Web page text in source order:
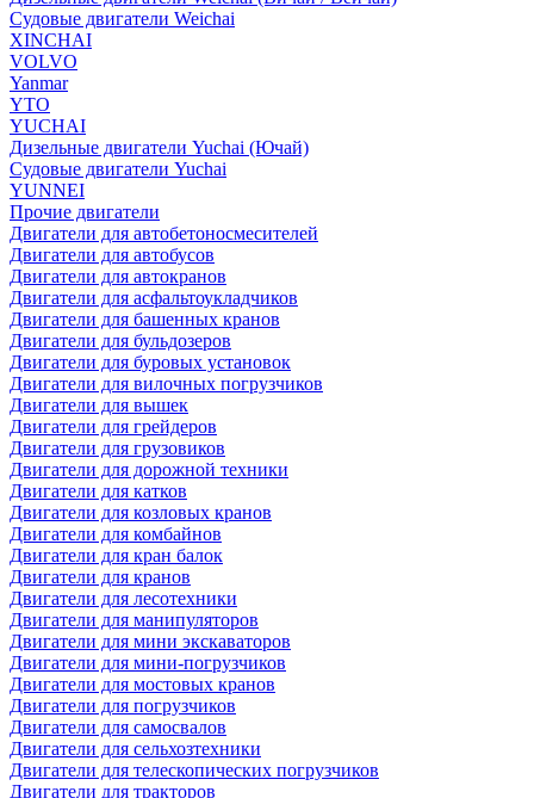
Судовые двигатели Weichai
XINCHAI
VOLVO
Yanmar
YTO
YUCHAI
Дизельные двигатели Yuchai (Ючай)
Судовые двигатели Yuchai
YUNNEI
Прочие двигатели
Двигатели для автобетоносмесителей
Двигатели для автобусов
Двигатели для автокранов
Двигатели для асфальтоукладчиков
Двигатели для башенных кранов
Двигатели для бульдозеров
Двигатели для буровых установок
Двигатели для вилочных погрузчиков
Двигатели для вышек
Двигатели для грейдеров
Двигатели для грузовиков
Двигатели для дорожной техники
Двигатели для катков
Двигатели для козловых кранов
Двигатели для комбайнов
Двигатели для кран балок
Двигатели для кранов
Двигатели для лесотехники
Двигатели для манипуляторов
Двигатели для мини экскаваторов
Двигатели для мини-погрузчиков
Двигатели для мостовых кранов
Двигатели для погрузчиков
Двигатели для самосвалов
Двигатели для сельхозтехники
Двигатели для телескопических погрузчиков
Двигатели для тракторов